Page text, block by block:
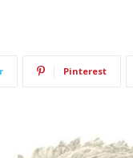
Pinterest